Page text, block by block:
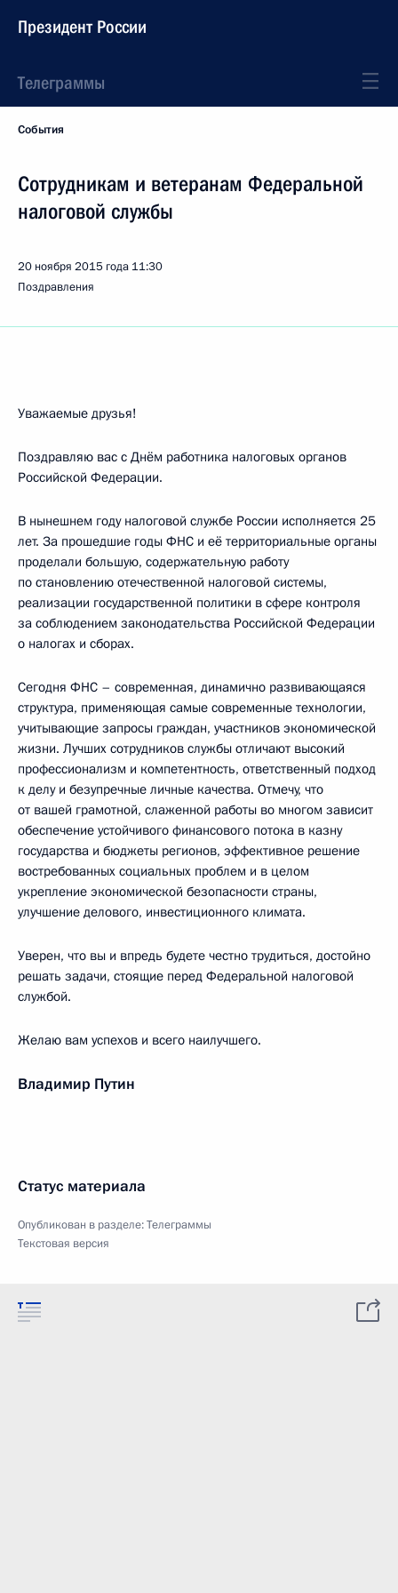
Президент России
Телеграммы
События
Сотрудникам и ветеранам Федеральной
налоговой службы
20 ноября 2015 года 11:30
Поздравления
Уважаемые друзья!
Поздравляю вас с Днём работника налоговых органов
Российской Федерации.
В нынешнем году налоговой службе России исполняется 25
лет. За прошедшие годы ФНС и её территориальные органы
проделали большую, содержательную работу
по становлению отечественной налоговой системы,
реализации государственной политики в сфере контроля
за соблюдением законодательства Российской Федерации
о налогах и сборах.
Сегодня ФНС – современная, динамично развивающаяся
структура, применяющая самые современные технологии,
учитывающие запросы граждан, участников экономической
жизни. Лучших сотрудников службы отличают высокий
профессионализм и компетентность, ответственный подход
к делу и безупречные личные качества. Отмечу, что
от вашей грамотной, слаженной работы во многом зависит
обеспечение устойчивого финансового потока в казну
государства и бюджеты регионов, эффективное решение
востребованных социальных проблем и в целом
укрепление экономической безопасности страны,
улучшение делового, инвестиционного климата.
Уверен, что вы и впредь будете честно трудиться, достойно
решать задачи, стоящие перед Федеральной налоговой
службой.
Желаю вам успехов и всего наилучшего.
Владимир Путин
Статус материала
Опубликован в разделе:Телеграммы
Текстовая версия